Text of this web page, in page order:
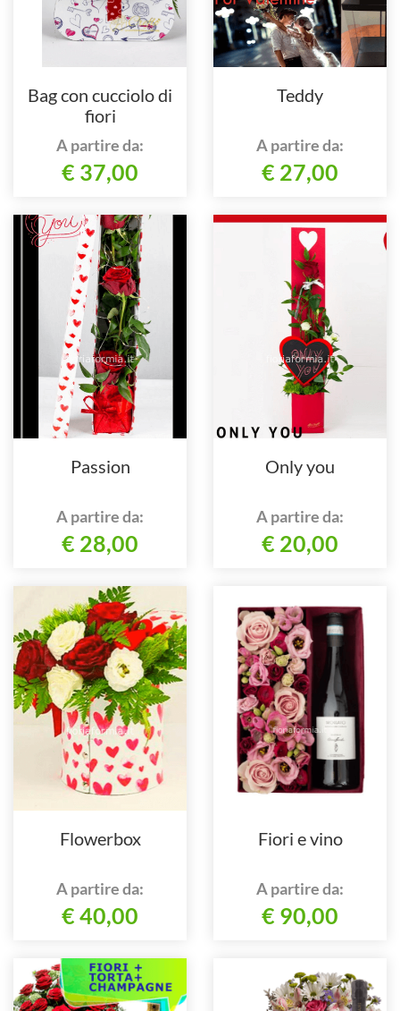
Bag con cucciolo di
fiori
A partire da:
€ 37,00
Teddy
A partire da:
€ 27,00
Passion
A partire da:
€ 28,00
Only you
A partire da:
€ 20,00
Flowerbox
A partire da:
€ 40,00
Fiori e vino
A partire da:
€ 90,00